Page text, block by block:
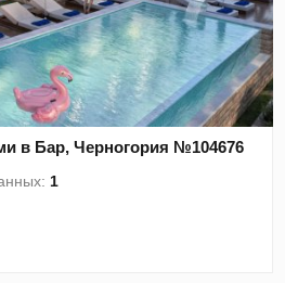
в Бар, Черногория №104676
1